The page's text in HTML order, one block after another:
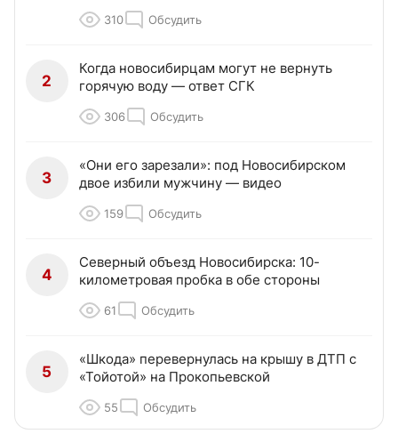
310 Обсудить
2
Когда новосибирцам могут не вернуть
горячую воду — ответ СГК
306 Обсудить
3
«Они его зарезали»: под Новосибирском
двое избили мужчину — видео
159 Обсудить
4
Северный объезд Новосибирска: 10-
километровая пробка в обе стороны
61 Обсудить
5
«Шкода» перевернулась на крышу в ДТП с
«Тойотой» на Прокопьевской
55 Обсудить